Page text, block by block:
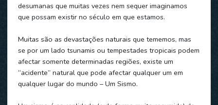
desumanas que muitas vezes nem sequer imaginamos
que possam existir no século em que estamos.
Muitas são as devastações naturais que tememos, mas
se por um lado tsunamis ou tempestades tropicais podem
afectar somente determinadas regiões, existe um
“acidente” natural que pode afectar qualquer um em
qualquer lugar do mundo – Um Sismo.